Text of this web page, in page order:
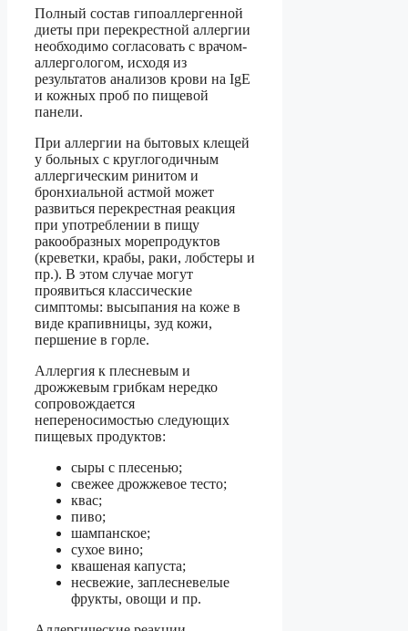
Полный состав гипоаллергенной
диеты при перекрестной аллергии
необходимо согласовать с врачом-
аллергологом, исходя из
результатов анализов крови на IgE
и кожных проб по пищевой
панели.
При аллергии на бытовых клещей
у больных с круглогодичным
аллергическим ринитом и
бронхиальной астмой может
развиться перекрестная реакция
при употреблении в пищу
ракообразных морепродуктов
(креветки, крабы, раки, лобстеры и
пр.). В этом случае могут
проявиться классические
симптомы: высыпания на коже в
виде крапивницы, зуд кожи,
першение в горле.
Аллергия к плесневым и
дрожжевым грибкам нередко
сопровождается
непереносимостью следующих
пищевых продуктов:
сыры с плесенью;
свежее дрожжевое тесто;
квас;
пиво;
шампанское;
сухое вино;
квашеная капуста;
несвежие, заплесневелые
фрукты, овощи и пр.